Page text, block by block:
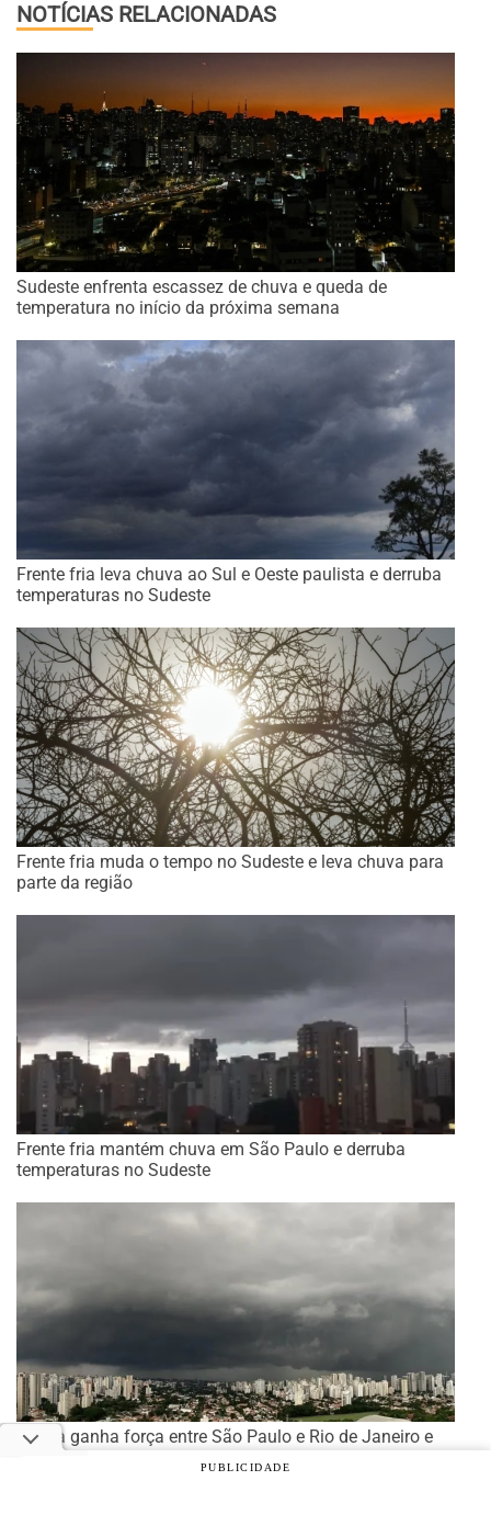
NOTÍCIAS RELACIONADAS
Sudeste enfrenta escassez de chuva e queda de
temperatura no início da próxima semana
Frente fria leva chuva ao Sul e Oeste paulista e derruba
temperaturas no Sudeste
Frente fria muda o tempo no Sudeste e leva chuva para
parte da região
Frente fria mantém chuva em São Paulo e derruba
temperaturas no Sudeste
Chuva ganha força entre São Paulo e Rio de Janeiro e
pode avançar no fim de semana
PUBLICIDADE